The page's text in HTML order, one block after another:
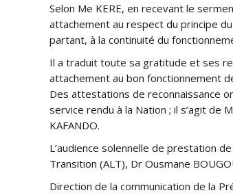
Selon Me KERE, en recevant le
attachement au respect du principe
partant, à la continuité du
Il a traduit toute sa gratitude et ses
attachement au bon fonctionnement
Des attestations de reconnaissance
service rendu à la Nation ; il s’agit de
KAFANDO.
L’audience solennelle de prestation
Transition (ALT), Dr Ousmane
Direction de la communication de la